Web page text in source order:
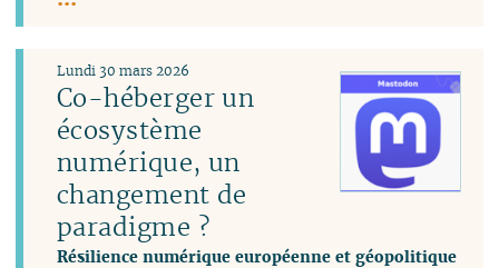
Co-héberger un
écosystème
numérique, un
changement de
paradigme ?
Résilience numérique européenne et géopolitique
Lundi 30 mars 2026